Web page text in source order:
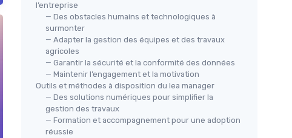
l’entreprise
— Des obstacles humains et technologiques à
surmonter
— Adapter la gestion des équipes et des travaux
agricoles
— Garantir la sécurité et la conformité des données
— Maintenir l’engagement et la motivation
Outils et méthodes à disposition du lea manager
— Des solutions numériques pour simplifier la
gestion des travaux
— Formation et accompagnement pour une adoption
réussie